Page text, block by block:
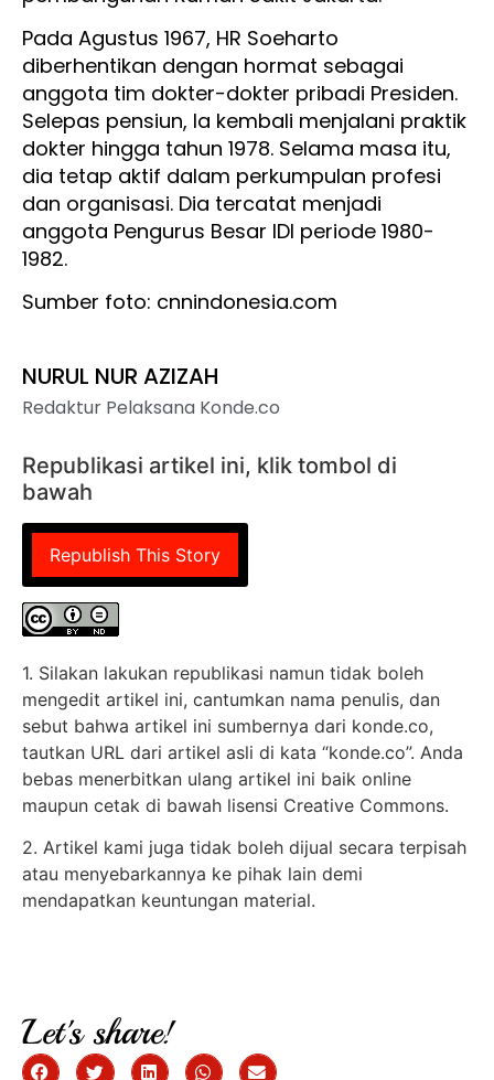
Pada Agustus 1967, HR Soeharto
diberhentikan dengan hormat sebagai
anggota tim dokter-dokter pribadi Presiden.
Selepas pensiun, Ia kembali menjalani praktik
dokter hingga tahun 1978. Selama masa itu,
dia tetap aktif dalam perkumpulan profesi
dan organisasi. Dia tercatat menjadi
anggota Pengurus Besar IDI periode 1980-
1982.
Sumber foto: cnnindonesia.com
NURUL NUR AZIZAH
Redaktur Pelaksana Konde.co
Republikasi artikel ini, klik tombol di
bawah
Republish This Story
1. Silakan lakukan republikasi namun tidak boleh
mengedit artikel ini, cantumkan nama penulis, dan
sebut bahwa artikel ini sumbernya dari konde.co,
tautkan URL dari artikel asli di kata “konde.co”. Anda
bebas menerbitkan ulang artikel ini baik online
maupun cetak di bawah lisensi Creative Commons.
2. Artikel kami juga tidak boleh dijual secara terpisah
atau menyebarkannya ke pihak lain demi
mendapatkan keuntungan material.
Let's share!